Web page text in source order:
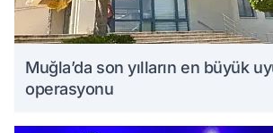
Muğla’da son yılların en büyük
operasyonu